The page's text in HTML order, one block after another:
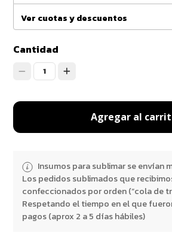
Ver cuotas y descuentos
Cantidad
1
Agregar al
Insumos para sublimar se envían
Los pedidos sublimados que
confeccionados por orden (“cola de
Respetando el tiempo en el que
pagos (aprox 2 a 5 días hábiles)